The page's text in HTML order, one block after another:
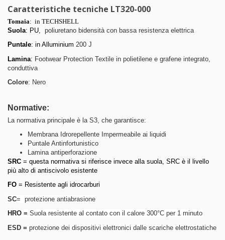
Caratteristiche tecniche LT320-000
Tomaia: in TECHSHELL
Suola: PU, poliuretano bidensità con bassa resistenza elettrica
Puntale: in Alluminium 200 J
Lamina: Footwear Protection Textile in polietilene e grafene integrato,
conduttiva
Colore: Nero
Normative:
La normativa principale è la S3, che garantisce:
Membrana Idrorepellente Impermeabile ai liquidi
Puntale Antinfortunistico
Lamina antiperforazione
SRC = questa normativa si riferisce invece alla suola, SRC è il livello
più alto di antiscivolo esistente
FO = Resistente agli idrocarburi
SC= protezione antiabrasione
HRO = Suola resistente al contato con il calore 300°C per 1 minuto
ESD = protezione dei dispositivi elettronici dalle scariche elettrostatiche